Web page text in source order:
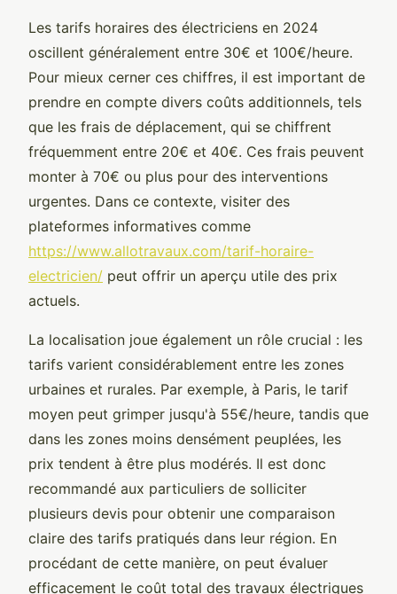
Les tarifs horaires des électriciens en 2024
oscillent généralement entre 30€ et 100€/heure.
Pour mieux cerner ces chiffres, il est important de
prendre en compte divers coûts additionnels, tels
que les frais de déplacement, qui se chiffrent
fréquemment entre 20€ et 40€. Ces frais peuvent
monter à 70€ ou plus pour des interventions
urgentes. Dans ce contexte, visiter des
plateformes informatives comme
https://www.allotravaux.com/tarif-horaire-
electricien/ peut offrir un aperçu utile des prix
actuels.
La localisation joue également un rôle crucial : les
tarifs varient considérablement entre les zones
urbaines et rurales. Par exemple, à Paris, le tarif
moyen peut grimper jusqu'à 55€/heure, tandis que
dans les zones moins densément peuplées, les
prix tendent à être plus modérés. Il est donc
recommandé aux particuliers de solliciter
plusieurs devis pour obtenir une comparaison
claire des tarifs pratiqués dans leur région. En
procédant de cette manière, on peut évaluer
efficacement le coût total des travaux électriques